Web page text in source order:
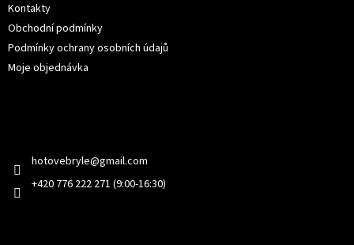
Kontakty
Obchodní podmínky
Podmínky ochrany osobních údajů
Moje objednávka
hotovebryle@gmail.com
+420 776 222 271 (9:00-16:30)